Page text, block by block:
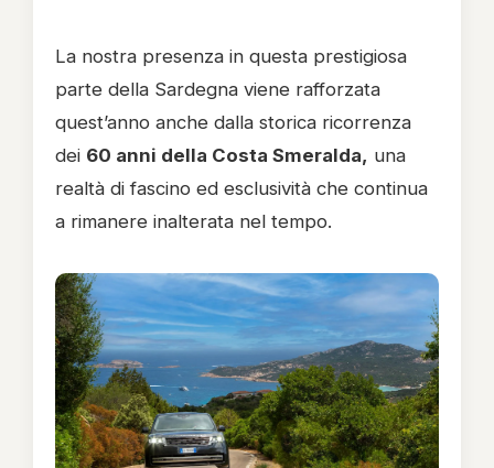
La nostra presenza in questa prestigiosa
parte della Sardegna viene rafforzata
quest’anno anche dalla storica ricorrenza
dei 60 anni della Costa Smeralda, una
realtà di fascino ed esclusività che continua
a rimanere inalterata nel tempo.